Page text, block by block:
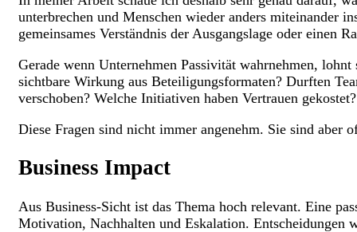
unterbrechen und Menschen wieder anders miteinander
gemeinsames Verständnis der Ausgangslage oder einen
Gerade wenn Unternehmen Passivität wahrnehmen,
sichtbare Wirkung aus Beteiligungsformaten? Durften
verschoben? Welche Initiativen haben Vertrauen gekostet?
Diese Fragen sind nicht immer angenehm. Sie sind aber
Business Impact
Aus Business-Sicht ist das Thema hoch relevant. Eine
Motivation, Nachhalten und Eskalation. Entscheidungen